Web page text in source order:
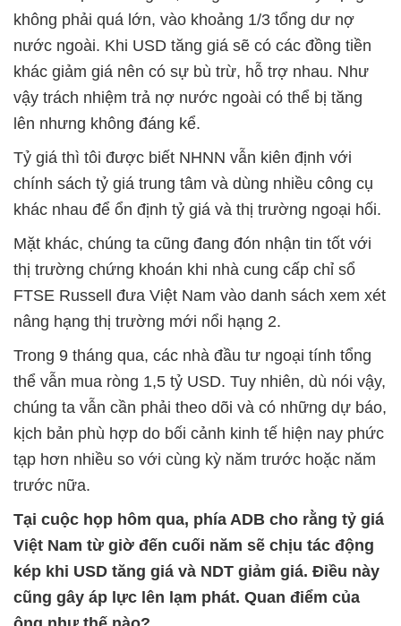
không phải quá lớn, vào khoảng 1/3 tổng dư nợ
nước ngoài. Khi USD tăng giá sẽ có các đồng tiền
khác giảm giá nên có sự bù trừ, hỗ trợ nhau. Như
vậy trách nhiệm trả nợ nước ngoài có thể bị tăng
lên nhưng không đáng kể.
Tỷ giá thì tôi được biết NHNN vẫn kiên định với
chính sách tỷ giá trung tâm và dùng nhiều công cụ
khác nhau để ổn định tỷ giá và thị trường ngoại hối.
Mặt khác, chúng ta cũng đang đón nhận tin tốt với
thị trường chứng khoán khi nhà cung cấp chỉ sổ
FTSE Russell đưa Việt Nam vào danh sách xem xét
nâng hạng thị trường mới nổi hạng 2.
Trong 9 tháng qua, các nhà đầu tư ngoại tính tổng
thể vẫn mua ròng 1,5 tỷ USD. Tuy nhiên, dù nói vậy,
chúng ta vẫn cần phải theo dõi và có những dự báo,
kịch bản phù hợp do bối cảnh kinh tế hiện nay phức
tạp hơn nhiều so với cùng kỳ năm trước hoặc năm
trước nữa.
Tại cuộc họp hôm qua, phía ADB cho rằng tỷ giá
Việt Nam từ giờ đến cuối năm sẽ chịu tác động
kép khi USD tăng giá và NDT giảm giá. Điều này
cũng gây áp lực lên lạm phát. Quan điểm của